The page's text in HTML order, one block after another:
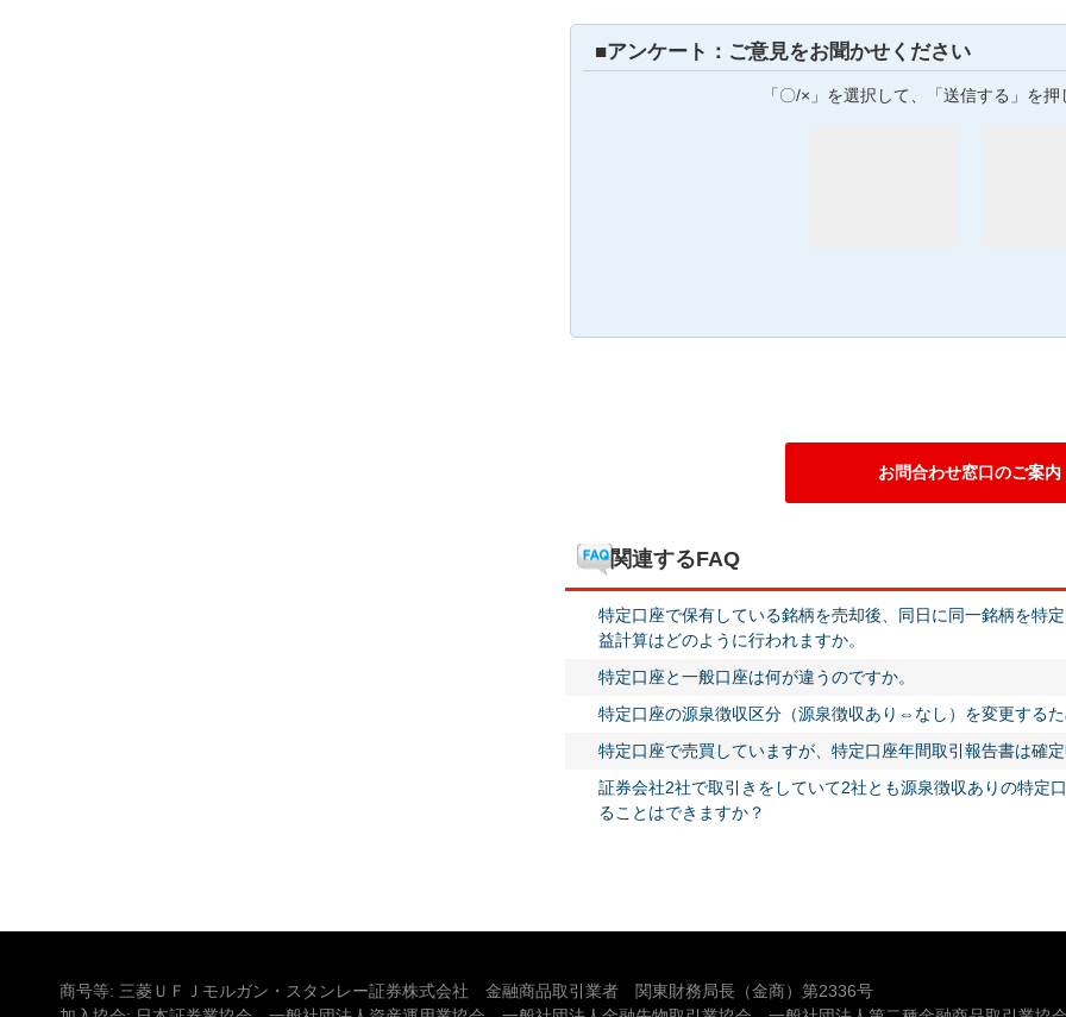
■アンケート：ご意見をお聞かせください
「〇/×」を選択して、「送信する」を押
お問合わせ窓口のご案内
関連するFAQ
特定口座で保有している銘柄を売却後、同日に同一銘柄を特
益計算はどのように行われますか。
特定口座と一般口座は何が違うのですか。
特定口座の源泉徴収区分（源泉徴収あり⇔なし）を変更するた
特定口座で売買していますが、特定口座年間取引報告書は確
証券会社2社で取引きをしていて2社とも源泉徴収ありの特定
ることはできますか？
商号等: 三菱ＵＦＪモルガン・スタンレー証券株式会社 金融商品取引業者 関東財務局長（金商）第2336号